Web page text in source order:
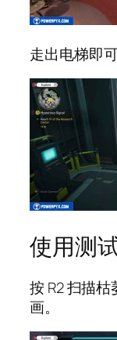
走出电梯即
使用测
按 R2 扫描
画。